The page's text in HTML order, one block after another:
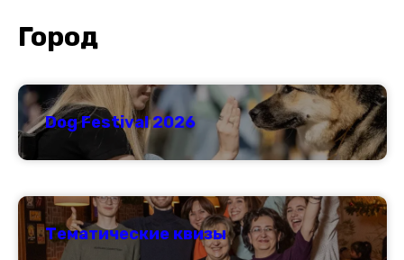
Город
Dog Festival 2026
Тематические квизы